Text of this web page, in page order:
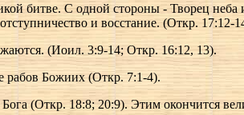
битве. С одной стороны - Творец
и восстание. (Откр. 17:12-
(Иоил. 3:9-14; Откр. 16:12, 13).
рабов Божиих (Откр. 7:1-4).
(Откр. 18:8; 20:9). Этим окончится